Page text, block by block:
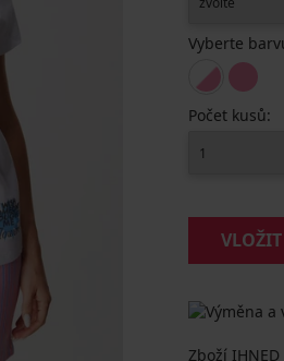
Vyberte
Počet kusů:
Zboží